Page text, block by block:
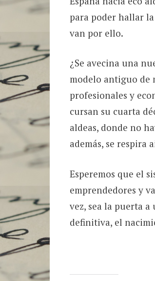
para poder hallar
van por ello.
¿Se avecina una
modelo antiguo de
profesionales y
cursan su cuarta
aldeas, donde no
además, se respira
Esperemos que el
emprendedores y
vez, sea la puerta
definitiva, el